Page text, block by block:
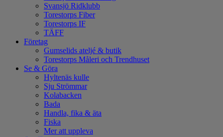
Svansjö Ridklubb
Torestorps Fiber
Torestorps IF
TÄFF
Företag
Gumselids ateljé & butik
Torestorps Måleri och Trendhuset
Se & Göra
Hyltenäs kulle
Sju Strömmar
Kolabacken
Bada
Handla, fika & äta
Fiska
Mer att uppleva